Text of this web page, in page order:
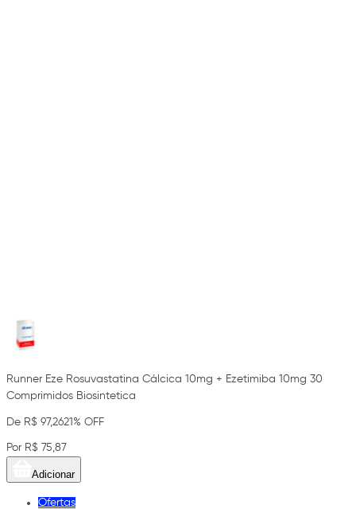
Runner Eze Rosuvastatina Cálcica 10mg + Ezetimiba 10mg 30
Comprimidos Biosintetica
De R$ 97,2621% OFF
Por R$ 75,87
Adicionar
Ofertas